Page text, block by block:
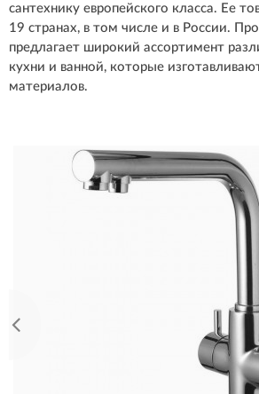
сантехнику европейского класса. Ее
19 странах, в том числе и в России.
предлагает широкий ассортимент
кухни и ванной, которые
материалов.